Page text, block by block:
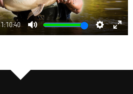
1:10:40
Mute Settings